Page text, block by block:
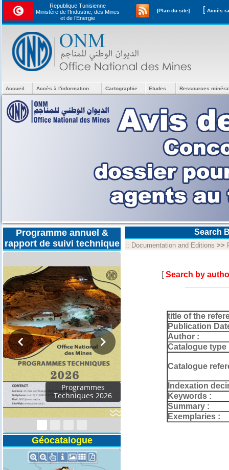
Republique Tunisienne
Ministère de l'Industrie, des Mines
et de l’Energie
[Plan du site] [
Accueil Accès à l'information Cartographie Etudes Ressources
Programme annuel &
rapport de suivi technique
Rapport d'activités
2024
Géocatalogue
Search
:: Documentation and Editions >>
[Search by
title of the
Publication
Author :
Catalogue type
Catalogue
Indexation
Keywords :
Summary :
Exemplaries :